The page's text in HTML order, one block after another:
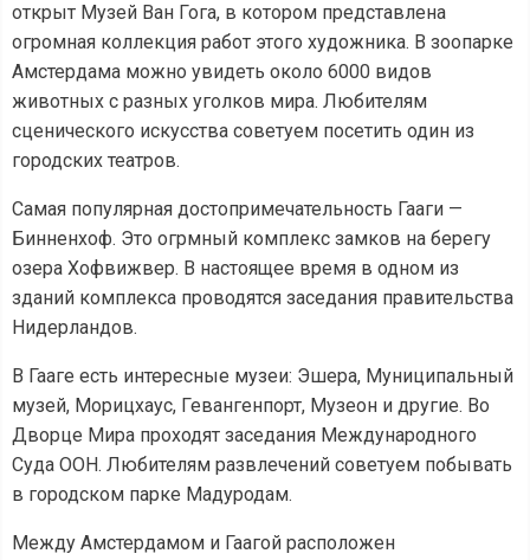
открыт Музей Ван Гога, в котором представлена
огромная коллекция работ этого художника. В зоопарке
Амстердама можно увидеть около 6000 видов
животных с разных уголков мира. Любителям
сценического искусства советуем посетить один из
городских театров.
Самая популярная достопримечательность Гааги —
Бинненхоф. Это огрмный комплекс замков на берегу
озера Хофвижвер. В настоящее время в одном из
зданий комплекса проводятся заседания правительства
Нидерландов.
В Гааге есть интересные музеи: Эшера, Муниципальный
музей, Морицхаус, Гевангенпорт, Музеон и другие. Во
Дворце Мира проходят заседания Международного
Суда ООН. Любителям развлечений советуем побывать
в городском парке Мадуродам.
Между Амстердамом и Гаагой расположен